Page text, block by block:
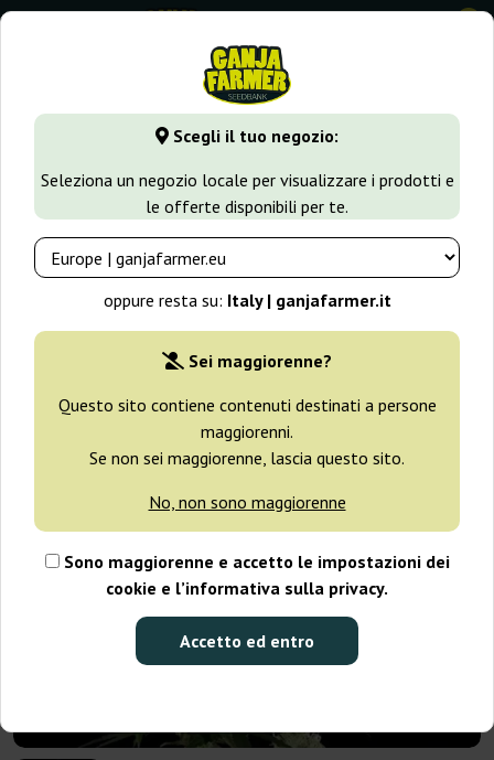
Scegli il tuo negozio:
Seleziona un negozio locale per visualizzare i prodotti e
le offerte disponibili per te.
oppure resta su: Italy | ganjafarmer.it
Sei maggiorenne?
Questo sito contiene contenuti destinati a persone
maggiorenni.
Se non sei maggiorenne, lascia questo sito.
No, non sono maggiorenne
Sono maggiorenne e accetto le impostazioni dei
cookie e l’informativa sulla privacy.
Accetto ed entro
0
GanjaFarmer.it Varietà di Cannabis Tangerine
Farm
-25%